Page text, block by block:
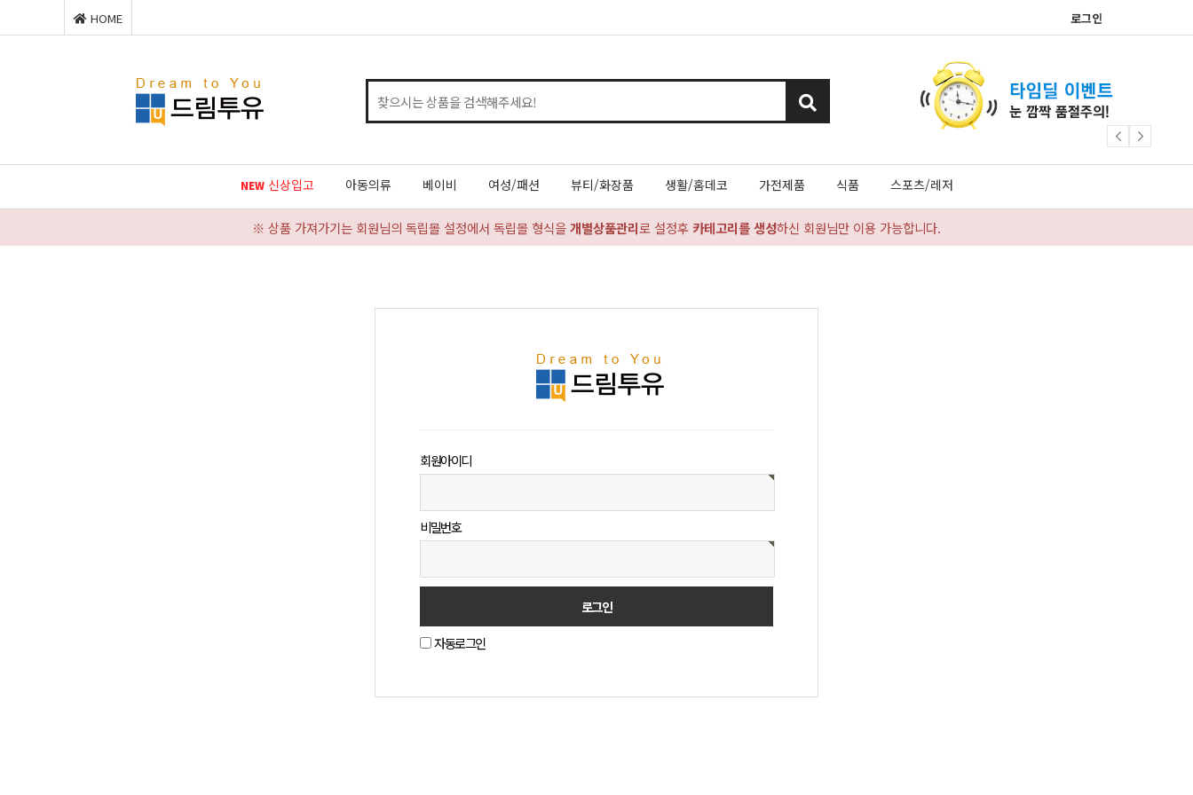
로그인
HOME
NEW신상입고 아동의류 베이비 여성/패션 뷰티/화장품 생활/홈데코 가전제품 식품 스포츠/레저
※ 상품 가져가기는 회원님의 독립몰 설정에서 독립몰 형식을개별상품관리로 설정후 카테고리를 생성하신 회원님만 이용 가능합니다.
회원아이디
비밀번호
자동로그인